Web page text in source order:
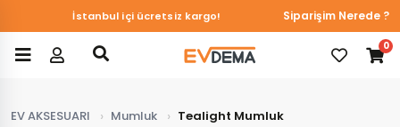
İstanbul içi ücretsiz kargo! Siparişim Nerede ?
0
EV AKSESUARI Mumluk Tealight Mumluk